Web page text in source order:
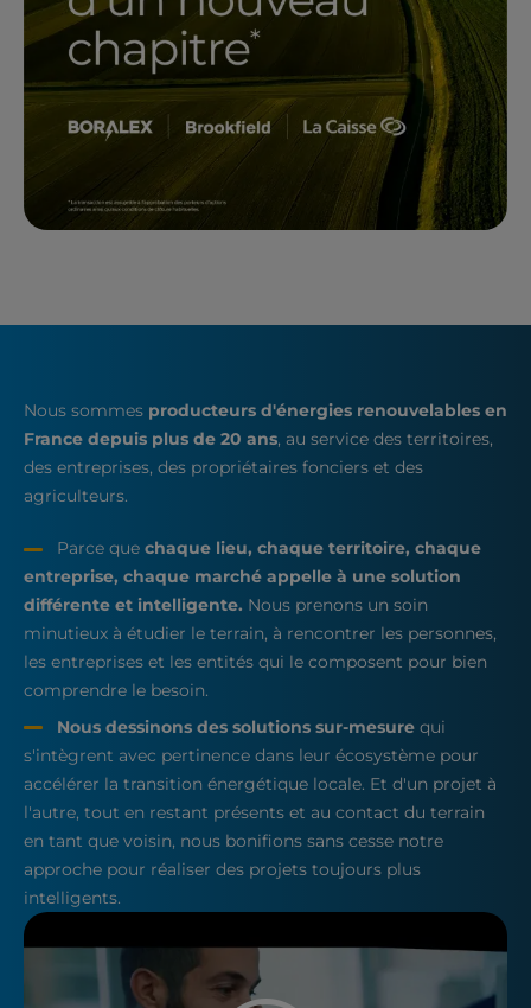
Nous sommes producteurs d'énergies renouvelables en
France depuis plus de 20 ans, au service des territoires,
des entreprises, des propriétaires fonciers et des
agriculteurs.
Parce que chaque lieu, chaque territoire, chaque
entreprise, chaque marché appelle à une solution
différente et intelligente. Nous prenons un soin
minutieux à étudier le terrain, à rencontrer les personnes,
les entreprises et les entités qui le composent pour bien
comprendre le besoin.
Nous dessinons des solutions sur-mesurequi
s'intègrent avec pertinence dans leur écosystème pour
accélérer la transition énergétique locale. Et d'un projet à
l'autre, tout en restant présents et au contact du terrain
en tant que voisin, nous bonifions sans cesse notre
approche pour réaliser des projets toujours plus
intelligents.